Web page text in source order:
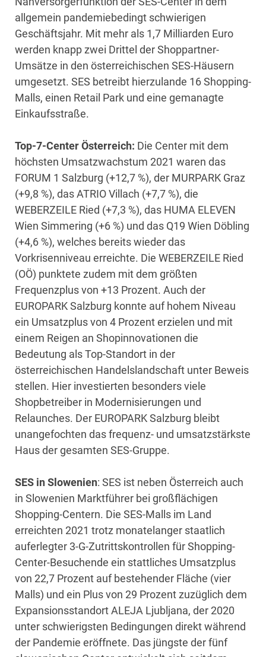
allgemein pandemiebedingt schwierigen
Geschäftsjahr. Mit mehr als 1,7 Milliarden Euro
werden knapp zwei Drittel der Shoppartner-
Umsätze in den österreichischen SES-Häusern
umgesetzt. SES betreibt hierzulande 16 Shopping-
Malls, einen Retail Park und eine gemanagte
Einkaufsstraße.
Top-7-Center Österreich: Die Center mit dem
höchsten Umsatzwachstum 2021 waren das
FORUM 1 Salzburg (+12,7 %), der MURPARK Graz
(+9,8 %), das ATRIO Villach (+7,7 %), die
WEBERZEILE Ried (+7,3 %), das HUMA ELEVEN
Wien Simmering (+6 %) und das Q19 Wien Döbling
(+4,6 %), welches bereits wieder das
Vorkrisenniveau erreichte. Die WEBERZEILE Ried
(OÖ) punktete zudem mit dem größten
Frequenzplus von +13 Prozent. Auch der
EUROPARK Salzburg konnte auf hohem Niveau
ein Umsatzplus von 4 Prozent erzielen und mit
einem Reigen an Shopinnovationen die
Bedeutung als Top-Standort in der
österreichischen Handelslandschaft unter Beweis
stellen. Hier investierten besonders viele
Shopbetreiber in Modernisierungen und
Relaunches. Der EUROPARK Salzburg bleibt
unangefochten das frequenz- und umsatzstärkste
Haus der gesamten SES-Gruppe.
SES in Slowenien: SES ist neben Österreich auch
in Slowenien Marktführer bei großflächigen
Shopping-Centern. Die SES-Malls im Land
erreichten 2021 trotz monatelanger staatlich
auferlegter 3-G-Zutrittskontrollen für Shopping-
Center-Besuchende ein stattliches Umsatzplus
von 22,7 Prozent auf bestehender Fläche (vier
Malls) und ein Plus von 29 Prozent zuzüglich dem
Expansionsstandort ALEJA Ljubljana, der 2020
unter schwierigsten Bedingungen direkt während
der Pandemie eröffnete. Das jüngste der fünf